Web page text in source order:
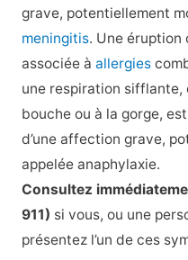
grave, potentiellement
meningitis. Une éruption
associée à allergies
une respiration sifflante,
bouche ou à la gorge,
d’une affection grave,
appelée anaphylaxie.
Consultez
911) si vous, ou une
présentez l’un de ces